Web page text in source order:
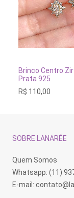
ADICIONAR
Brinco Centro
Prata 925
R$ 110,00
SOBRE LANARÉE
Quem Somos
Whatsapp: (11)
E-mail: